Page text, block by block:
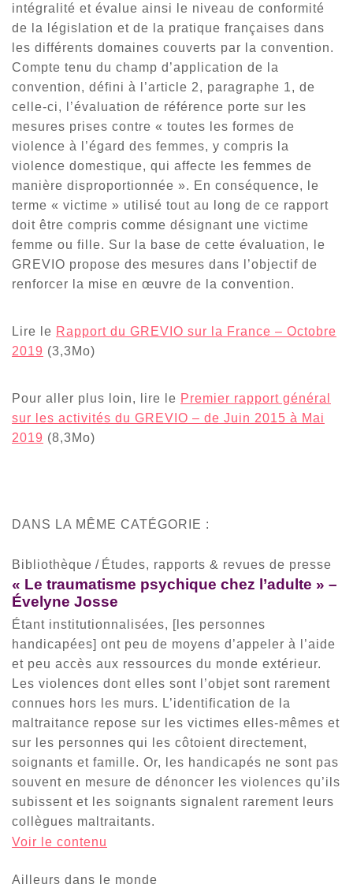
intégralité et évalue ainsi le niveau de conformité
de la législation et de la pratique françaises dans
les différents domaines couverts par la convention.
Compte tenu du champ d’application de la
convention, défini à l’article 2, paragraphe 1, de
celle-ci, l’évaluation de référence porte sur les
mesures prises contre « toutes les formes de
violence à l’égard des femmes, y compris la
violence domestique, qui affecte les femmes de
manière disproportionnée ». En conséquence, le
terme « victime » utilisé tout au long de ce rapport
doit être compris comme désignant une victime
femme ou fille. Sur la base de cette évaluation, le
GREVIO propose des mesures dans l’objectif de
renforcer la mise en œuvre de la convention.
Lire le Rapport du GREVIO sur la France – Octobre
2019 (3,3Mo)
Pour aller plus loin, lire le Premier rapport général
sur les activités du GREVIO – de Juin 2015 à Mai
2019 (8,3Mo)
DANS LA MÊME CATÉGORIE :
Bibliothèque / Études, rapports & revues de presse
« Le traumatisme psychique chez l’adulte » –
Évelyne Josse
Étant institutionnalisées, [les personnes
handicapées] ont peu de moyens d’appeler à l’aide
et peu accès aux ressources du monde extérieur.
Les violences dont elles sont l’objet sont rarement
connues hors les murs. L’identification de la
maltraitance repose sur les victimes elles-mêmes et
sur les personnes qui les côtoient directement,
soignants et famille. Or, les handicapés ne sont pas
souvent en mesure de dénoncer les violences qu’ils
subissent et les soignants signalent rarement leurs
collègues maltraitants.
Voir le contenu
Ailleurs dans le monde